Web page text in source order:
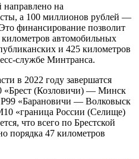
на
а 100 миллионов рублей —
финансирование позволит
автомобильных
и 425 километров
службе Минтранса.
в 2022 году завершатся
«Брест (Козловичи) — Минск
«Барановичи — Волковыск
«граница России (Селище)
что всего по Брестской
порядка 47 километров